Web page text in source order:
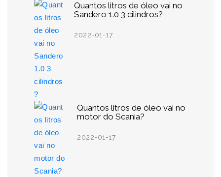
Quantos litros de óleo vai no
Sandero 1.0 3 cilindros?
2022-01-17
Quantos litros de óleo vai no
motor do Scania?
2022-01-17